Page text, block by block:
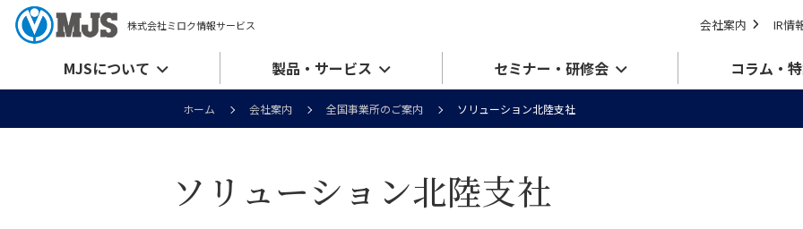
株式会社ミロク情報サービス 会社案内 IR情
MJSについて 製品・サービス セミナー・研修会 コラム・
ホーム 会社案内 全国事業所のご案内 ソリューション北陸支社
ソリューション北陸支社